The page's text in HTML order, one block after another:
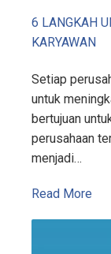
6 LANGKAH
KARYAWAN
Setiap
untuk
bertujuan
perusahaan
menjadi…
Read More